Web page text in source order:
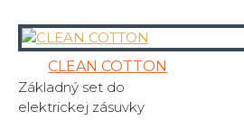
CLEAN COTTON
Základný set do
elektrickej zásuvky